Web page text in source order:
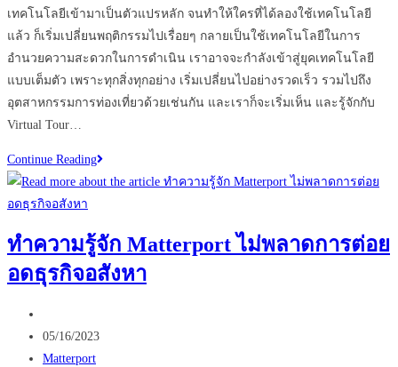
เทคโนโลยีเข้ามาเป็นตัวแปรหลัก จนทำให้ใครที่ได้ลองใช้เทคโนโลยี
แล้ว ก็เริ่มเปลี่ยนพฤติกรรมไปเรื่อยๆ กลายเป็นใช้เทคโนโลยีในการ
อำนวยความสะดวกในการดำเนิน เราอาจจะกำลังเข้าสู่ยุคเทคโนโลยี
แบบเต็มตัว เพราะทุกสิ่งทุกอย่าง เริ่มเปลี่ยนไปอย่างรวดเร็ว รวมไปถึง
อุตสาหกรรมการท่องเที่ยวด้วยเช่นกัน และเราก็จะเริ่มเห็น และรู้จักกับ
Virtual Tour…
Continue Readingทำไม
ควร
ท่อง
เที่ยว…
ใช้
ทำความรู้จัก Matterport ไม่พลาดการต่อย
อดธุรกิจอสังหา
author:
Post
published:
05/16/2023
Post
Matterport